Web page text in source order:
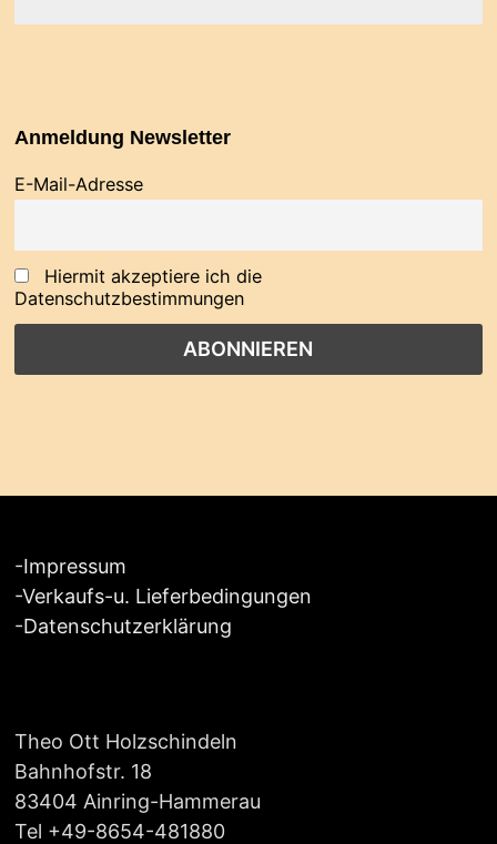
Anmeldung Newsletter
E-Mail-Adresse
Hiermit akzeptiere ich die
Datenschutzbestimmungen
-Impressum
-Verkaufs-u. Lieferbedingungen
-Datenschutzerklärung
Theo Ott Holzschindeln
Bahnhofstr. 18
83404 Ainring-Hammerau
Tel +49-8654-481880